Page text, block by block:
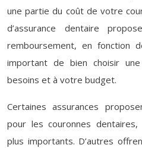
une partie du coût de votre
d’assurance dentaire
remboursement, en fonction
important de bien choisir
besoins et à votre budget.
Certaines assurances
pour les couronnes
plus importants. D’autres